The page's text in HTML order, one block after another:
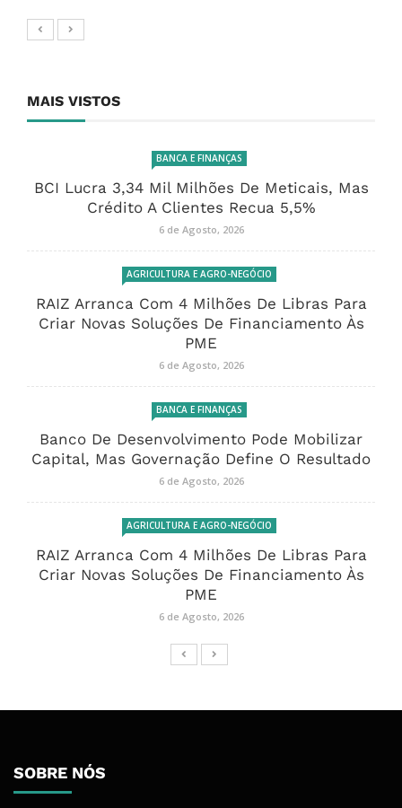
MAIS VISTOS
BANCA E FINANÇAS
BCI Lucra 3,34 Mil Milhões De Meticais, Mas
Crédito A Clientes Recua 5,5%
6 de Agosto, 2026
AGRICULTURA E AGRO-NEGÓCIO
RAIZ Arranca Com 4 Milhões De Libras Para
Criar Novas Soluções De Financiamento Às
PME
6 de Agosto, 2026
BANCA E FINANÇAS
Banco De Desenvolvimento Pode Mobilizar
Capital, Mas Governação Define O Resultado
6 de Agosto, 2026
AGRICULTURA E AGRO-NEGÓCIO
RAIZ Arranca Com 4 Milhões De Libras Para
Criar Novas Soluções De Financiamento Às
PME
6 de Agosto, 2026
SOBRE NÓS